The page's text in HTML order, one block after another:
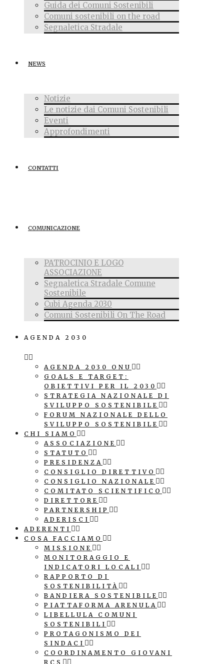
Guida dei Comuni Sostenibili
Comuni sostenibili on the road
Segnaletica Stradale
NEWS
Notizie
Le notizie dai Comuni Sostenibili
Eventi
Approfondimenti
CONTATTI
COMUNICAZIONE
PATROCINIO E LOGO
ASSOCIAZIONE
Segnaletica Stradale Comune
Sostenibile
Cubi Agenda 2030
Comuni Sostenibili On The Road
AGENDA 2030
AGENDA 2030 ONU
GOALS E TARGET:
OBIETTIVI PER IL 2030
STRATEGIA NAZIONALE DI
SVILUPPO SOSTENIBILE
FORUM NAZIONALE DELLO
SVILUPPO SOSTENIBILE
CHI SIAMO
ASSOCIAZIONE
STATUTO
PRESIDENZA
CONSIGLIO DIRETTIVO
CONSIGLIO NAZIONALE
COMITATO SCIENTIFICO
DIRETTORE
PARTNERSHIP
ADERISCI
ADERENTI
COSA FACCIAMO
MISSIONE
MONITORAGGIO E
INDICATORI LOCALI
RAPPORTO DI
SOSTENIBILITÀ
BANDIERA SOSTENIBILE
PIATTAFORMA ARENULA
LIBELLULA COMUNI
SOSTENIBILI
PROTAGONISMO DEI
SINDACI
COORDINAMENTO GIOVANI
RCS